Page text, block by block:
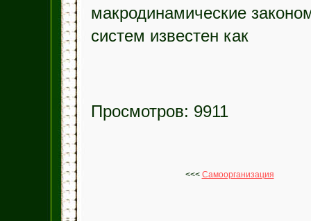
макродинамические
систем известен как
Просмотров: 9911
<<< Самоорганизация